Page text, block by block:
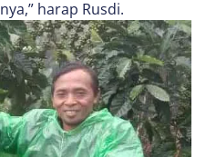
harap Rusdi.